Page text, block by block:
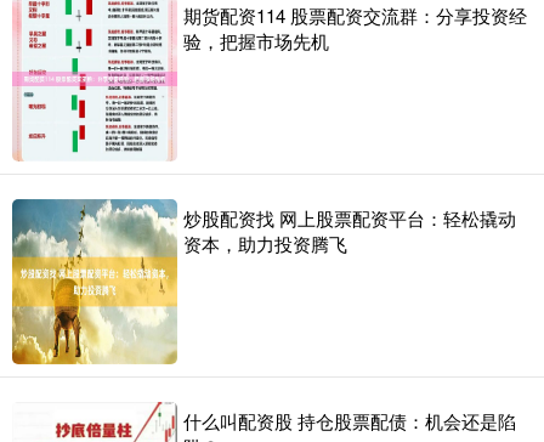
期货配资114 股票配资交流群：分享投资经
验，把握市场先机
炒股配资找 网上股票配资平台：轻松撬动
资本，助力投资腾飞
什么叫配资股 持仓股票配债：机会还是陷